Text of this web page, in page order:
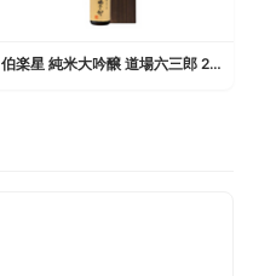
伯楽星 純米大吟醸 道場六三郎 2022ヴィンテージ